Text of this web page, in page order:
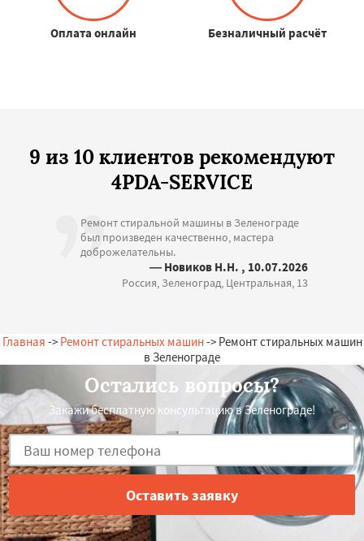
Оплата онлайн Безналичный расчёт
9 из 10 клиентов рекомендуют
4PDA-SERVICE
Ремонт стиральной машины в Зеленограде
был произведен качественно, мастера
доброжелательны.
— Новиков Н.Н. , 10.07.2026
Россия, Зеленоград, Центральная, 13
Главная -> Ремонт стиральных машин-> Ремонт стиральных машин
в Зеленограде
Остались вопросы?
Закажи бесплатную консультацию в Зеленограде!